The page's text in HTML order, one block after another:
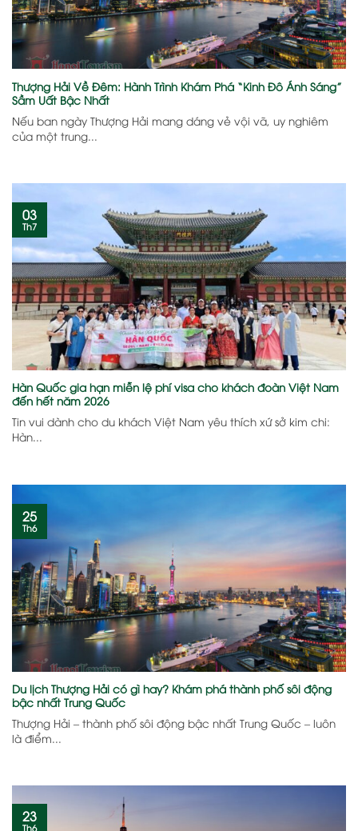
Thượng Hải Về Đêm: Hành Trình Khám Phá “Kinh Đô Ánh Sáng”
Sầm Uất Bậc Nhất
Nếu ban ngày Thượng Hải mang dáng vẻ vội vã, uy nghiêm
của một trung...
Hàn Quốc gia hạn miễn lệ phí visa cho khách đoàn Việt Nam
đến hết năm 2026
Tin vui dành cho du khách Việt Nam yêu thích xứ sở kim chi:
Hàn...
03
Th7
Du lịch Thượng Hải có gì hay? Khám phá thành phố sôi động
bậc nhất Trung Quốc
Thượng Hải – thành phố sôi động bậc nhất Trung Quốc – luôn
là điểm...
25
Th6
23
Th6